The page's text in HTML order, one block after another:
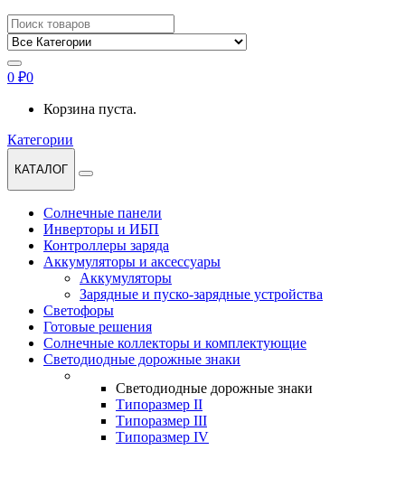
Найти:
0 ₽0
Корзина пуста.
Категории
КАТАЛОГ
Солнечные панели
Инверторы и ИБП
Контроллеры заряда
Аккумуляторы и аксессуары
Аккумуляторы
Зарядные и пуско-зарядные устройства
Светофоры
Готовые решения
Солнечные коллекторы и комплектующие
Светодиодные дорожные знаки
Светодиодные дорожные знаки
Типоразмер II
Типоразмер III
Типоразмер IV